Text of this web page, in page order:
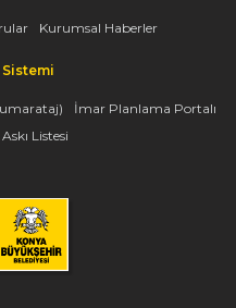
Kurumsal Haberler
İmar Planlama Portalı
Listesi